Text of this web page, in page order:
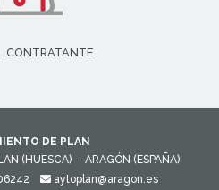
CONTRATANTE
DE PLAN
(HUESCA) - ARAGÓN (ESPAÑA)
aytoplan@aragon.es